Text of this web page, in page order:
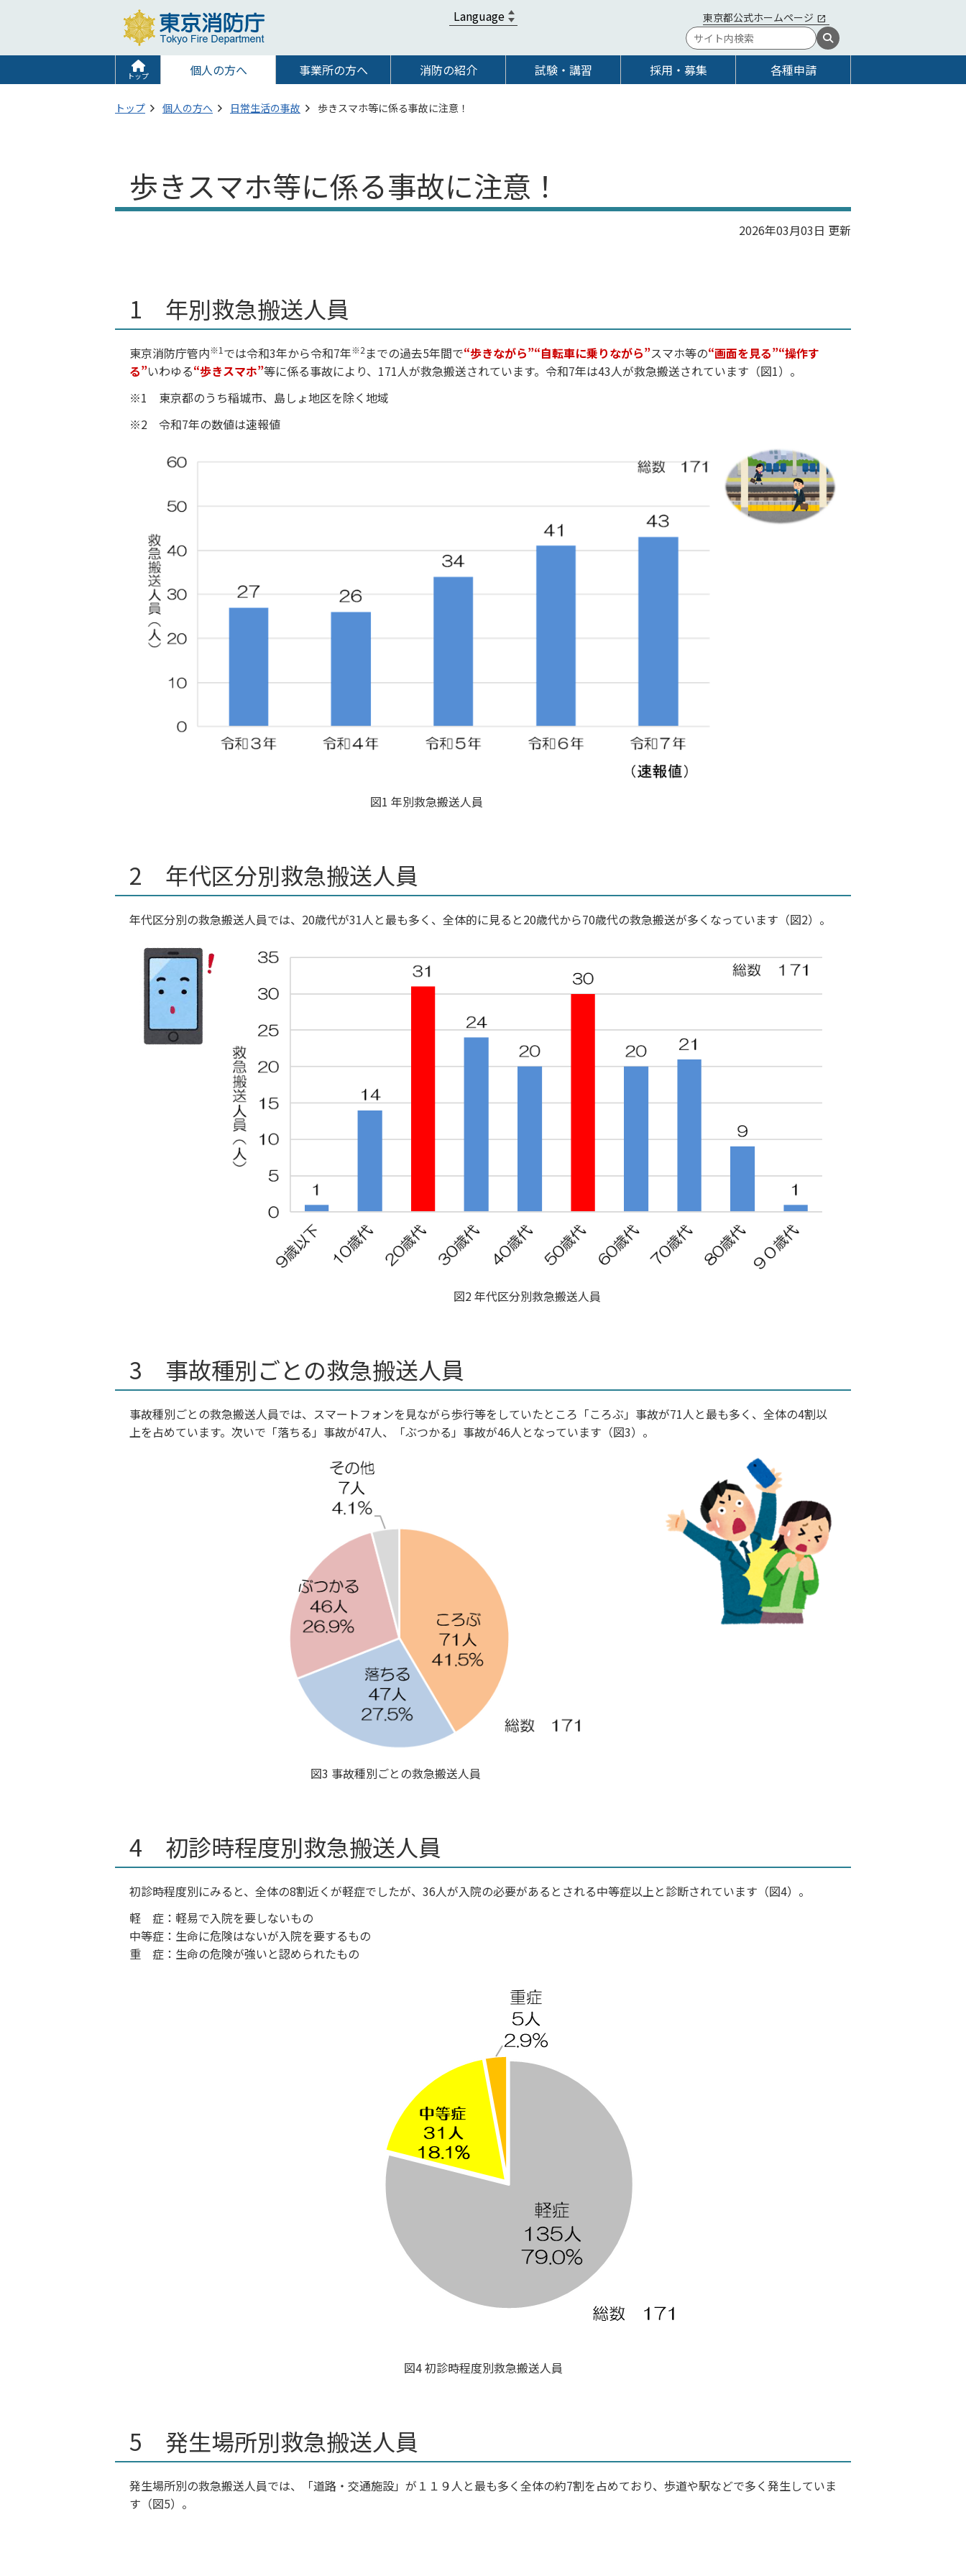
東京都公式ホームページ
トップ 個人の方へ 事業所の方へ 消防の紹介 試験・講習 採用・募集 各種申請
トップ 個人の方へ 日常生活の事故 歩きスマホ等に係る事故に注意！
歩きスマホ等に係る事故に注意！
2026年03月03日 更新
1 年別救急搬送人員
東京消防庁管内※1 では令和3年から令和7年※2 までの過去5年間で“歩きながら”“自転車に乗りながら”スマホ等の“画面を見る”“操作す
る”いわゆる“歩きスマホ”等に係る事故により、171人が救急搬送されています。令和7年は43人が救急搬送されています（図1）。
1 東京都のうち稲城市、島しょ地区を除く地域
2 令和7年の数値は速報値
図1 年別救急搬送人員
2 年代区分別救急搬送人員
年代区分別の救急搬送人員では、20歳代が31人と最も多く、全体的に見ると20歳代から70歳代の救急搬送が多くなっています（図2）。
図2 年代区分別救急搬送人員
3 事故種別ごとの救急搬送人員
事故種別ごとの救急搬送人員では、スマートフォンを見ながら歩行等をしていたところ「ころぶ」事故が71人と最も多く、全体の4割以
上を占めています。次いで「落ちる」事故が47人、「ぶつかる」事故が46人となっています（図3）。
図3 事故種別ごとの救急搬送人員
4 初診時程度別救急搬送人員
初診時程度別にみると、全体の8割近くが軽症でしたが、36人が入院の必要があるとされる中等症以上と診断されています（図4）。
軽 症：軽易で入院を要しないもの
中等症：生命に危険はないが入院を要するもの
重 症：生命の危険が強いと認められたもの
図4 初診時程度別救急搬送人員
5 発生場所別救急搬送人員
発生場所別の救急搬送人員では、「道路・交通施設」が１１９人と最も多く全体の約7割を占めており、歩道や駅などで多く発生していま
す（図5）。